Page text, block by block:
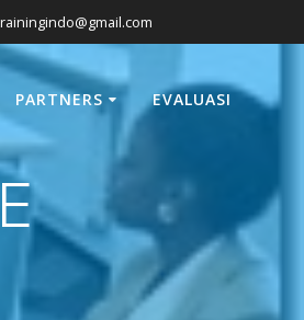
PARTNERS EVALUASI